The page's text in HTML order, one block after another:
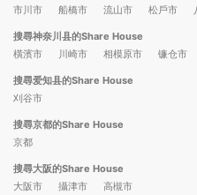
市川市
船橋市 流山市 松戶市
搜尋神奈川县的Share House
橫濱市
川崎市 相模原市 镰仓市
搜尋爱知县的Share House
刈谷市
搜尋京都的Share House
京都
搜尋大阪的Share House
大阪市
攝津市 高槻市